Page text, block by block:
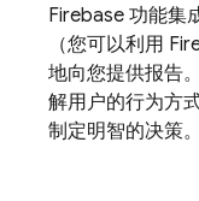
Firebase 功能集
（您可以利用
地向您提供报告。
解用户的行为方
制定明智的决策。